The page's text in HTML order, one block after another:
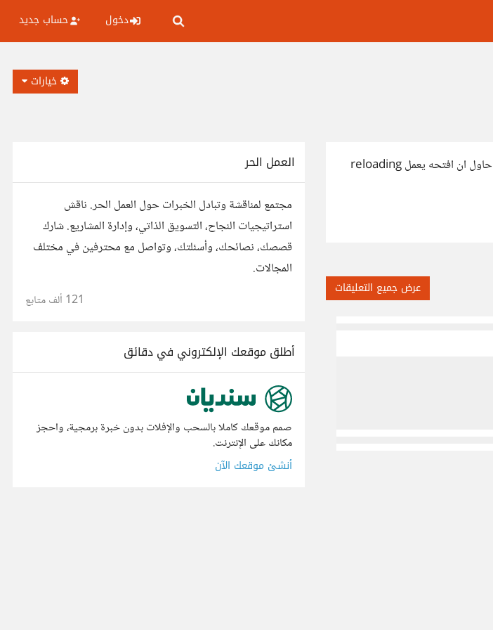
دخول حساب جديد
خيارات
السلام عليكم كل عام وانتم بخير احاول الدخول الى موقع خمسات لكنه للاسف لا يعمل لدي ابدا كل ما احاول ان افتحه يعمل reloading
عرض جميع التعليقات
العمل الحر
مجتمع لمناقشة وتبادل الخبرات حول العمل الحر. ناقش
استراتيجيات النجاح، التسويق الذاتي، وإدارة المشاريع. شارك
قصصك، نصائحك، وأسئلتك، وتواصل مع محترفين في مختلف
المجالات.
121 ألف متابع
أطلق موقعك الإلكتروني في دقائق
صمم موقعك كاملا بالسحب والإفلات بدون خبرة برمجية، واحجز
مكانك على الإنترنت.
أنشئ موقعك الآن